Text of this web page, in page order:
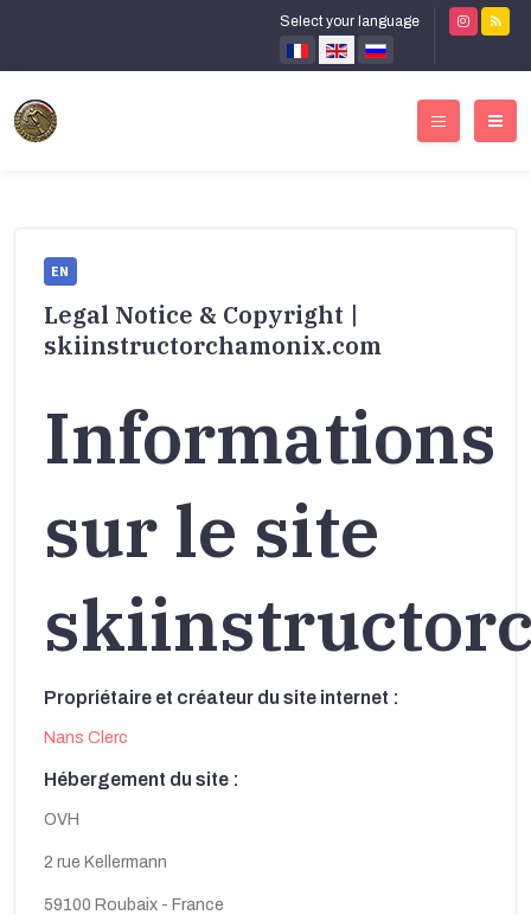
Select your language
EN
Legal Notice & Copyright |
skiinstructorchamonix.com
Informations
sur le site
Propriétaire et créateur du site internet :
Nans Clerc
Hébergement du site :
OVH
2 rue Kellermann
59100 Roubaix - France